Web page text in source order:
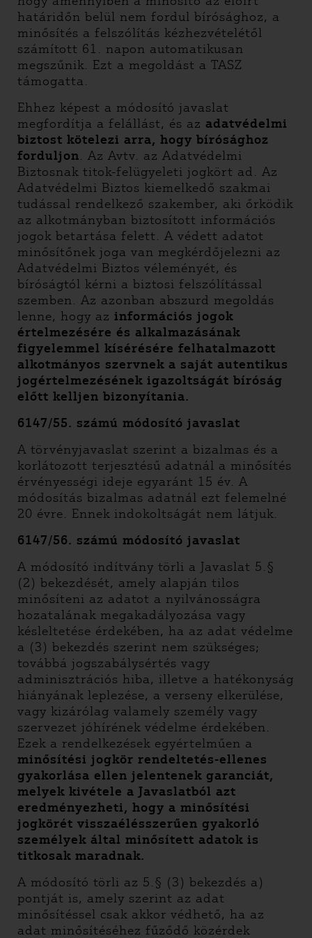
határidőn belül nem fordul bírósághoz, a
minősítés a felszólítás kézhezvételétől
számított 61. napon automatikusan
megszűnik. Ezt a megoldást a TASZ
támogatta.
Ehhez képest a módosító javaslat
megfordítja a felállást, és az adatvédelmi
biztost kötelezi arra, hogy bírósághoz
forduljon. Az Avtv. az Adatvédelmi
Biztosnak titok-felügyeleti jogkört ad. Az
Adatvédelmi Biztos kiemelkedő szakmai
tudással rendelkező szakember, aki őrködik
az alkotmányban biztosított információs
jogok betartása felett. A védett adatot
minősítőnek joga van megkérdőjelezni az
Adatvédelmi Biztos véleményét, és
bíróságtól kérni a biztosi felszólítással
szemben. Az azonban abszurd megoldás
lenne, hogy az információs jogok
értelmezésére és alkalmazásának
figyelemmel kísérésére felhatalmazott
alkotmányos szervnek a saját autentikus
jogértelmezésének igazoltságát bíróság
előtt kelljen bizonyítania.
6147/55. számú módosító javaslat
A törvényjavaslat szerint a bizalmas és a
korlátozott terjesztésű adatnál a minősítés
érvényességi ideje egyaránt 15 év. A
módosítás bizalmas adatnál ezt felemelné
20 évre. Ennek indokoltságát nem látjuk.
6147/56. számú módosító javaslat
A módosító indítvány törli a Javaslat 5.§
(2) bekezdését, amely alapján tilos
minősíteni az adatot a nyilvánosságra
hozatalának megakadályozása vagy
késleltetése érdekében, ha az adat védelme
a (3) bekezdés szerint nem szükséges;
továbbá jogszabálysértés vagy
adminisztrációs hiba, illetve a hatékonyság
hiányának leplezése, a verseny elkerülése,
vagy kizárólag valamely személy vagy
szervezet jóhírének védelme érdekében.
Ezek a rendelkezések egyértelműen a
minősítési jogkör rendeltetés-ellenes
gyakorlása ellen jelentenek garanciát,
melyek kivétele a Javaslatból azt
eredményezheti, hogy a minősítési
jogkörét visszaélésszerűen gyakorló
személyek által minősített adatok is
titkosak maradnak.
A módosító törli az 5.§ (3) bekezdés a)
pontját is, amely szerint az adat
minősítéssel csak akkor védhető, ha az
adat minősítéséhez fűződő közérdek